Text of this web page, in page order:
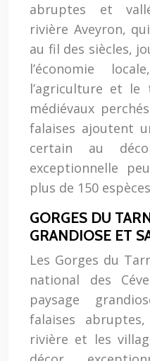
abruptes et
rivière Aveyron,
au fil des siècles,
l’économie
l’agriculture et le
médiévaux
falaises ajoutent
certain au
exceptionnelle
plus de 150
GORGES DU
GRANDIOSE ET
Les Gorges du
national des
paysage
falaises
rivière et les